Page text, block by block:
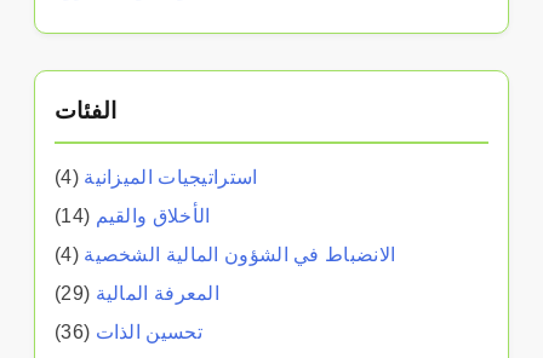
الفئات
استراتيجيات الميزانية (4)
الأخلاق والقيم (14)
الانضباط في الشؤون المالية الشخصية (4)
المعرفة المالية (29)
تحسين الذات (36)